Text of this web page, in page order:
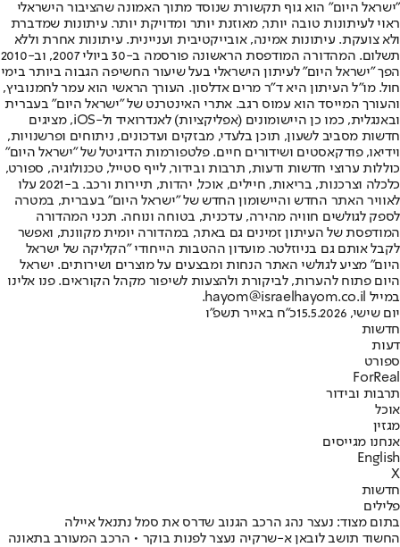
"ישראל היום" הוא גוף תקשורת שנוסד מתוך האמונה שהציבור הישראלי
ראוי לעיתונות טובה יותר, מאוזנת יותר ומדויקת יותר. עיתונות שמדברת
ולא צועקת. עיתונות אמינה, אובייקטיבית ועניינית. עיתונות אחרת וללא
תשלום. המהדורה המודפסת הראשונה פורסמה ב-30 ביולי 2007, וב-2010
הפך "ישראל היום" לעיתון הישראלי בעל שיעור החשיפה הגבוה ביותר בימי
חול. מו"ל העיתון היא ד"ר מרים אדלסון. העורך הראשי הוא עמר לחמנוביץ,
והעורך המייסד הוא עמוס רגב. אתרי האינטרנט של "ישראל היום" בעברית
ובאנגלית, כמו כן היישומונים (אפליקציות) לאנדרואיד ול-iOS, מציגים
חדשות מסביב לשעון, תוכן בלעדי, מבזקים ועדכונים, ניתוחים ופרשנויות,
וידיאו, פודקאסטים ושידורים חיים. פלטפורמות הדיגיטל של "ישראל היום"
כוללות ערוצי חדשות ודעות, תרבות ובידור, לייף סטייל, טכנולוגיה, ספורט,
כלכלה וצרכנות, בריאות, חיילים, אוכל, יהדות, תיירות ורכב. ב-2021 עלו
לאוויר האתר החדש והיישומון החדש של "ישראל היום" בעברית, במטרה
לספק לגולשים חוויה מהירה, עדכנית, בטוחה ונוחה. תכני המהדורה
המודפסת של העיתון זמינים גם באתר, במהדורה יומית מקוונת, ואפשר
לקבל אותם גם בניוזלטר. מועדון ההטבות הייחודי "הקליקה של ישראל
היום" מציע לגולשי האתר הנחות ומבצעים על מוצרים ושירותים. ישראל
היום פתוח להערות, לביקורת ולהצעות לשיפור מקהל הקוראים. פנו אלינו
במייל hayom@israelhayom.co.il.
יום שישי, 15.5.2026
כ"ח באייר תשפ"ו
חדשות
דעות
ספורט
ForReal
תרבות ובידור
אוכל
מגזין
אנחנו מגייסים
English
X
חדשות
פלילים
בתום מצוד: נעצר נהג הרכב הגנוב שדרס את סמל נתנאל איילה
החשוד תושב לובאן א-שרקיה נעצר לפנות בוקר • הרכב המעורב בתאונה